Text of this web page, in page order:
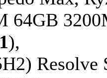
64GB
),
Resolve